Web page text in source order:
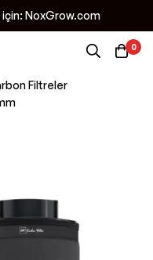
için: NoxGrow.com
0
Filtreler